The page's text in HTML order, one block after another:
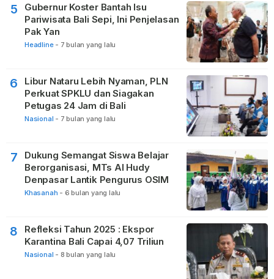
5
Gubernur Koster Bantah Isu
Pariwisata Bali Sepi, Ini Penjelasan
Pak Yan
Headline - 7 bulan yang lalu
6
Libur Nataru Lebih Nyaman, PLN
Perkuat SPKLU dan Siagakan
Petugas 24 Jam di Bali
Nasional - 7 bulan yang lalu
7
Dukung Semangat Siswa Belajar
Berorganisasi, MTs Al Hudy
Denpasar Lantik Pengurus OSIM
Khasanah - 6 bulan yang lalu
8
Refleksi Tahun 2025 : Ekspor
Karantina Bali Capai 4,07 Triliun
Nasional - 8 bulan yang lalu